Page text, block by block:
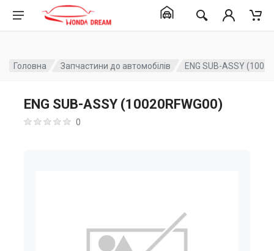
Головна Запчастини до автомобілів ENG SUB-ASSY
ENG SUB-ASSY (10020RFWG00)
0